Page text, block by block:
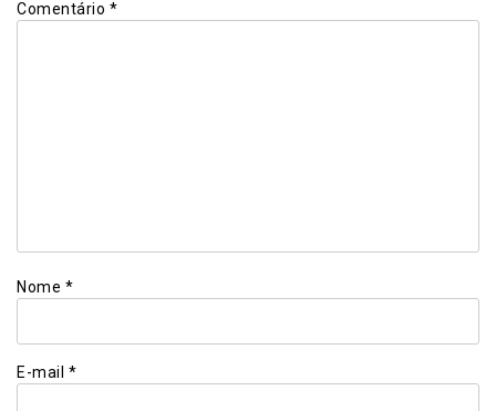
Comentário *
Nome *
E-mail *